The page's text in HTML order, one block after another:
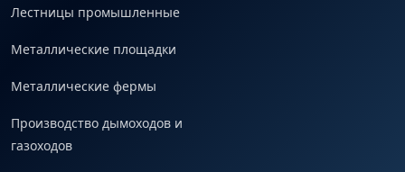
Лестницы промышленные
Металлические площадки
Металлические фермы
Производство дымоходов и
газоходов